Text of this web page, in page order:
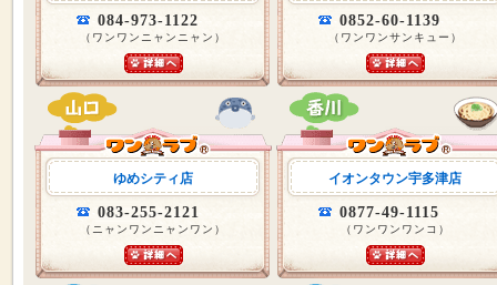
084-973-1122
（ワンワンニャンニャン）
0852-60-1139
（ワンワンサンキュー）
ゆめシティ店
083-255-2121
（ニャンワンニャンワン）
イオンタウン宇多津店
0877-49-1115
（ワンワンワンコ）